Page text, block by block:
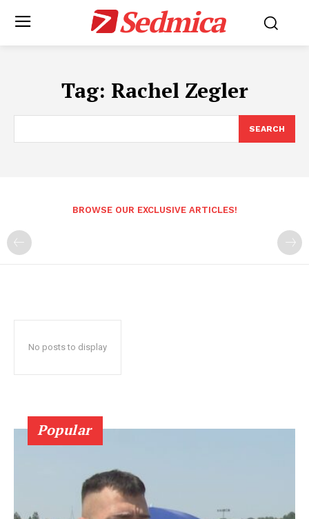
Sedmica
Tag: Rachel Zegler
SEARCH
BROWSE OUR EXCLUSIVE ARTICLES!
No posts to display
Popular